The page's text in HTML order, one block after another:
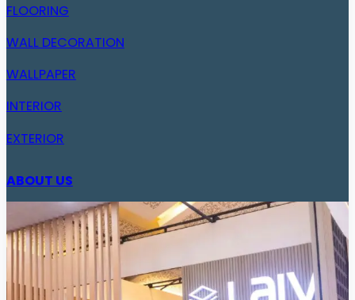
FLOORING
WALL DECORATION
WALLPAPER
INTERIOR
EXTERIOR
ABOUT US